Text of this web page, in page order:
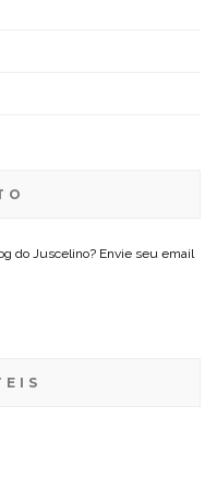
do Juscelino? Envie seu email